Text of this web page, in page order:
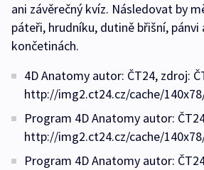
ani závěrečný kvíz. Následovat by
páteři, hrudníku, dutině břišní, pánvi
končetinách.
4D Anatomy autor: ČT24, zdroj:
http://img2.ct24.cz/cache/
Program 4D Anatomy autor:
http://img2.ct24.cz/cache/
Program 4D Anatomy autor: